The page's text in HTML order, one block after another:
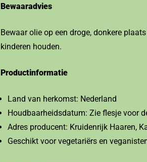
Bewaaradvies
Bewaar olie op een droge, donkere
kinderen houden.
Productinformatie
Land van herkomst: Nederland
Houdbaarheidsdatum: Zie flesje voor
Adres producent: Kruidenrijk Haaren,
Geschikt voor vegetariërs en